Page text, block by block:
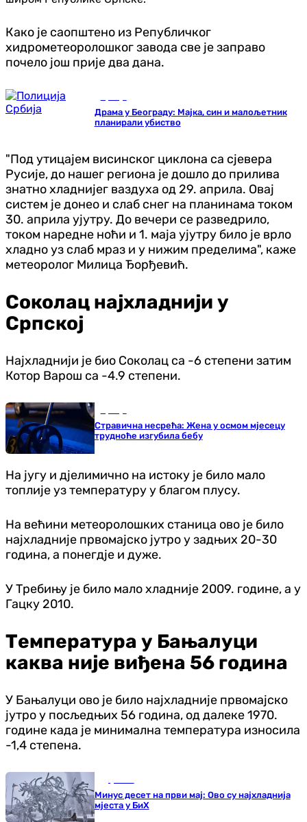
Како је саопштено из Републичког
хидрометеоролошког завода све је заправо
почело још прије два дана.
Драма у Београду: Мајка, син и малољетник
планирали убиство
"Под утицајем висинског циклона са сјевера
Русије, до нашег региона је дошло до прилива
знатно хладнијег ваздуха од 29. априла. Овај
систем је донео и слаб снег на планинама током
30. априла ујутру. До вечери се разведрило,
током наредне ноћи и 1. маја ујутру било је врло
хладно уз слаб мраз и у нижим пределима", каже
метеоролог Милица Ђорђевић.
Соколац најхладнији у
Српској
Најхладнији је био Соколац са -6 степени затим
Котор Варош са -4.9 степени.
Стравична несрећа: Жена у осмом мјесецу
трудноће изгубила бебу
На југу и дјелимично на истоку је било мало
топлије уз температуру у благом плусу.
На већини метеоролошких станица ово је било
најхладније првомајско јутро у задњих 20-30
година, а понегдје и дуже.
У Требињу је било мало хладније 2009. године, а у
Гацку 2010.
Температура у Бањалуци
каква није виђена 56 година
У Бањалуци ово је било најхладније првомајско
јутро у посљедњих 56 година, од далеке 1970.
године када је минимална температура износила
-1,4 степена.
Минус десет на први мај: Ово су најхладнија
мјеста у БиХ